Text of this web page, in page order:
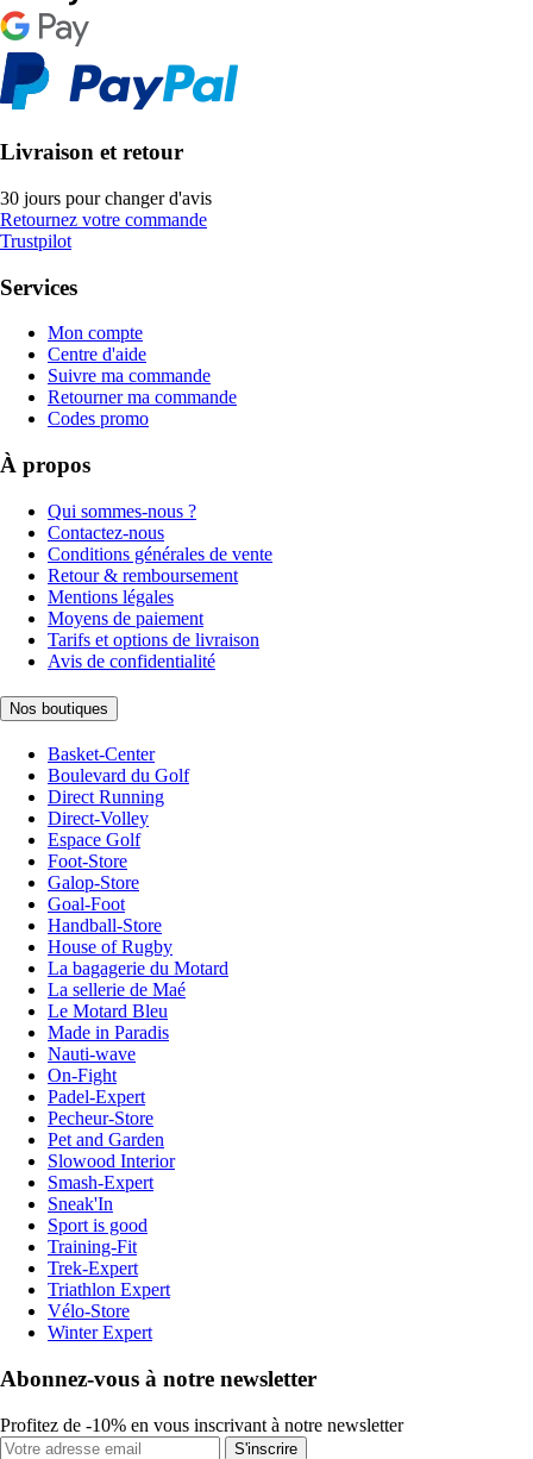
Livraison et retour
30 jours pour changer d'avis
Retournez votre commande
Trustpilot
Services
Mon compte
Centre d'aide
Suivre ma commande
Retourner ma commande
Codes promo
À propos
Qui sommes-nous ?
Contactez-nous
Conditions générales de vente
Retour & remboursement
Mentions légales
Moyens de paiement
Tarifs et options de livraison
Avis de confidentialité
Nos boutiques
Basket-Center
Boulevard du Golf
Direct Running
Direct-Volley
Espace Golf
Foot-Store
Galop-Store
Goal-Foot
Handball-Store
House of Rugby
La bagagerie du Motard
La sellerie de Maé
Le Motard Bleu
Made in Paradis
Nauti-wave
On-Fight
Padel-Expert
Pecheur-Store
Pet and Garden
Slowood Interior
Smash-Expert
Sneak'In
Sport is good
Training-Fit
Trek-Expert
Triathlon Expert
Vélo-Store
Winter Expert
Abonnez-vous à notre newsletter
Profitez de -10% en vous inscrivant à notre newsletter
S'inscrire